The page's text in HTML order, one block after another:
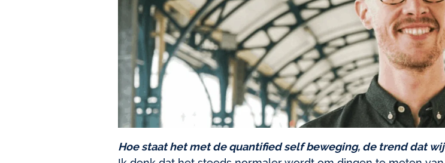
Hoe staat het met de quantified self beweging, de trend dat